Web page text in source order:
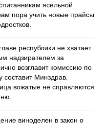
ясельной
пора учить новые прайсы
республики не хватает
надзирателем за
возглавит комиссию по
Минздрав.
вожатые не справляются
виноделен в закон о